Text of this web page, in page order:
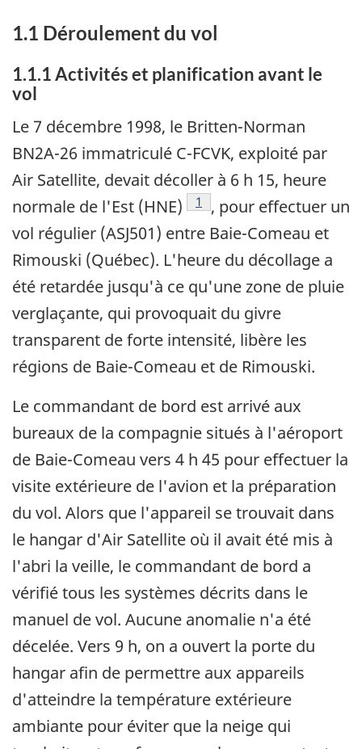
1.1 Déroulement du vol
1.1.1 Activités et planification avant le
vol
Le 7 décembre 1998, le Britten-Norman
BN2A-26 immatriculé C-FCVK, exploité par
Air Satellite, devait décoller à 6 h 15, heure
normale de l'Est (HNE)
Note de bas de page
1
, pour effectuer un
vol régulier (ASJ501) entre Baie-Comeau et
Rimouski (Québec). L'heure du décollage a
été retardée jusqu'à ce qu'une zone de pluie
verglaçante, qui provoquait du givre
transparent de forte intensité, libère les
régions de Baie-Comeau et de Rimouski.
Le commandant de bord est arrivé aux
bureaux de la compagnie situés à l'aéroport
de Baie-Comeau vers 4 h 45 pour effectuer la
visite extérieure de l'avion et la préparation
du vol. Alors que l'appareil se trouvait dans
le hangar d'Air Satellite où il avait été mis à
l'abri la veille, le commandant de bord a
vérifié tous les systèmes décrits dans le
manuel de vol. Aucune anomalie n'a été
décelée. Vers 9 h, on a ouvert la porte du
hangar afin de permettre aux appareils
d'atteindre la température extérieure
ambiante pour éviter que la neige qui